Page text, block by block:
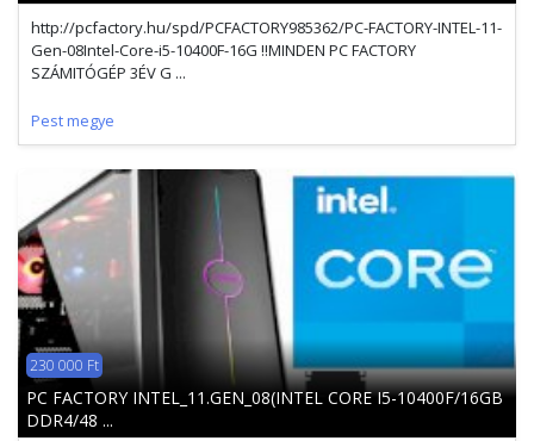
http://pcfactory.hu/spd/PCFACTORY985362/PC-FACTORY-INTEL-11-
Gen-08Intel-Core-i5-10400F-16G !!MINDEN PC FACTORY
SZÁMITÓGÉP 3ÉV G ...
Pest megye
230 000 Ft
PC FACTORY INTEL_11.GEN_08(INTEL CORE I5-10400F/16GB
DDR4/48 ...